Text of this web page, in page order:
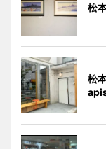
松
松